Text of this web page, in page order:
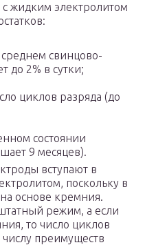
жидким электролитом
свинцово-
до 2% в сутки;
циклов разряда (до
состоянии
9 месяцев).
вступают в
поскольку в
основе кремния.
режим, а если
то число циклов
преимуществ